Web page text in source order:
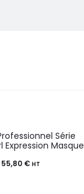
Série
Expression Masque
55,80 € HT